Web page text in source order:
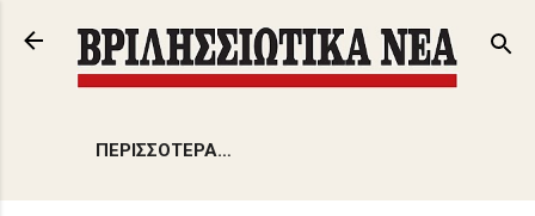
Μετάβαση στο κύριο περιεχόμενο
ΠΕΡΙΣΣΌΤΕΡΑ…